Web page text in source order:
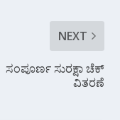
NEXT
ಸಂಪೂರ್ಣ ಸುರಕ್ಷಾ ಚೆಕ್
ವಿತರಣೆ